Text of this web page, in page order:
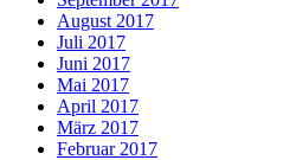
August 2017
Juli 2017
Juni 2017
Mai 2017
April 2017
März 2017
Februar 2017